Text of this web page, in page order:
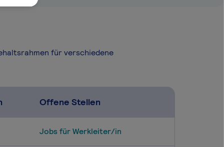
für verschiedene
Offene Stellen
Jobs für Werkleiter/in